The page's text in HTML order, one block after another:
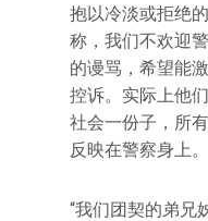
抱以冷淡或拒绝
称，我们不欢迎
的谩骂，希望能
控诉。实际上他
社会一份子，所
反映在警察身上。
“我们团契的弟兄